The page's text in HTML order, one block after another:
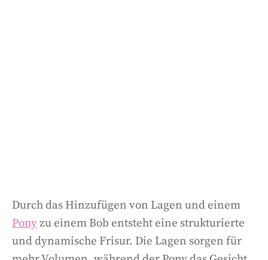
Durch das Hinzufügen von Lagen und einem
Ponyzu einem Bob entsteht eine strukturierte
und dynamische Frisur. Die Lagen sorgen für